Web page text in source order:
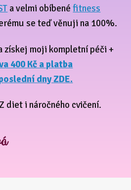
a velmi obíbenéfitness
se teď věnuji na 100%.
získej moji kompletní péči +
400 Kč a platba
dny ZDE.
diet i náročného cvičení.